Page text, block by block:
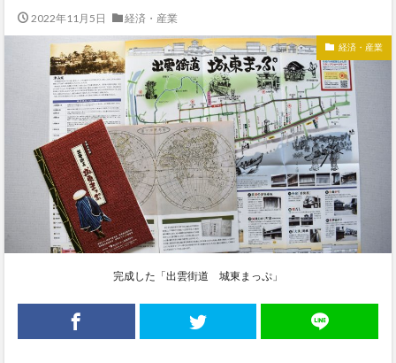
2022年11月5日 経済・産業
経済・産業
完成した「出雲街道 城東まっぷ」